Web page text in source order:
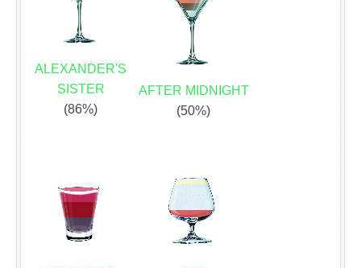
ALEXANDER'S
SISTER
(86%)
AFTER MIDNIGHT
(50%)